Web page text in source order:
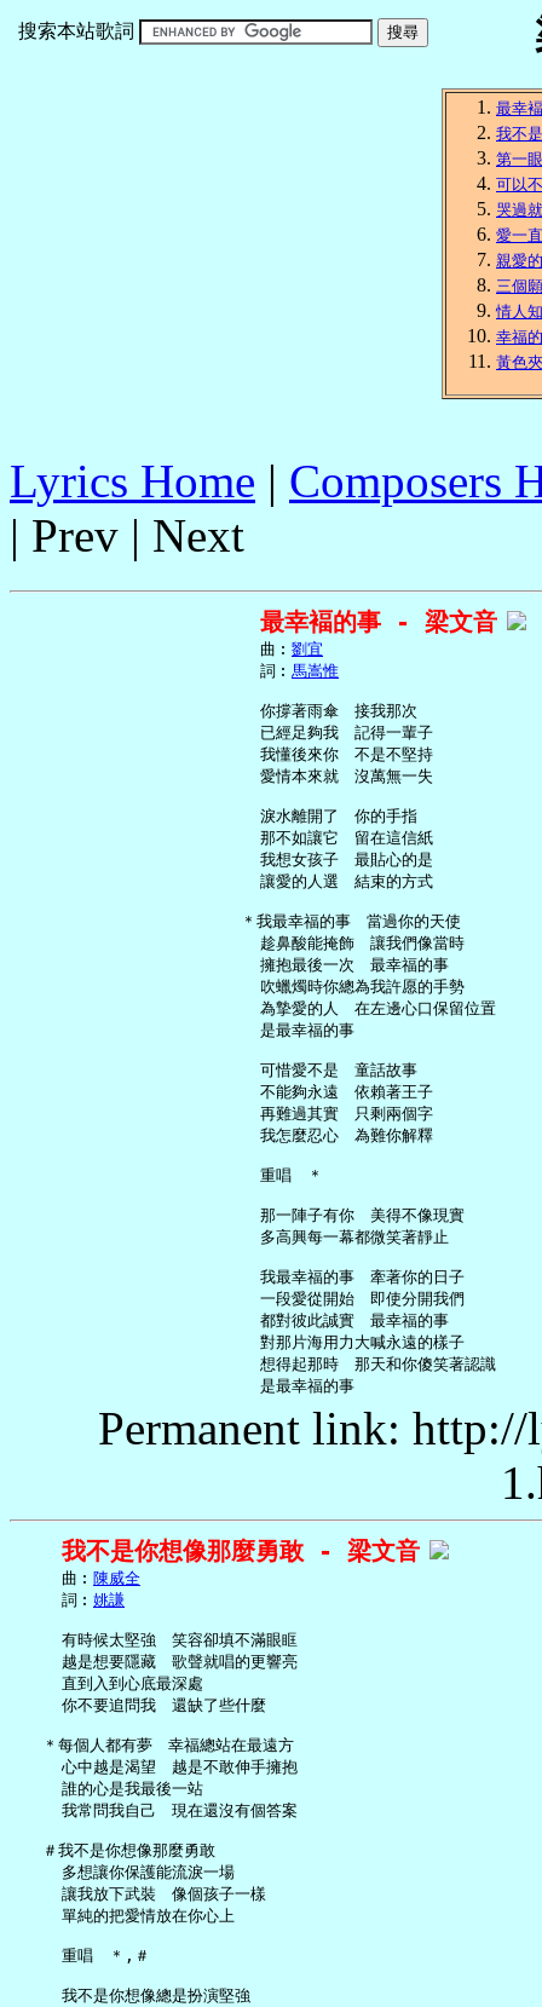
搜索本站歌詞
最幸
我不
第一眼
可以
哭過
愛一
親愛
三個
情人
幸福
黃色
Lyrics Home | Composers
| Prev | Next
最幸褔的事 - 梁文音
     曲︰
劉宜
     詞︰
馬嵩惟
     你撐著雨傘　接我那次
     已經足夠我　記得一輩子
     我懂後來你　不是不堅持
     愛情本來就　沒萬無一失
     淚水離開了　你的手指
     那不如讓它　留在這信紙
     我想女孩子　最貼心的是
     讓愛的人選　結束的方式
   ＊我最幸福的事　當過你的天使
     趁鼻酸能掩飾　讓我們像當時
     擁抱最後一次　最幸福的事
     吹蠟燭時你總為我許愿的手勢
     為摯愛的人　在左邊心口保留位置
     是最幸福的事
     可惜愛不是　童話故事
     不能夠永遠　依賴著王子
     再難過其實　只剩兩個字
     我怎麼忍心　為難你解釋
     重唱　＊
     那一陣子有你　美得不像現實
     多高興每一幕都微笑著靜止
     我最幸福的事　牽著你的日子
     一段愛從開始　即使分開我們
     都對彼此誠實　最幸福的事
     對那片海用力大喊永遠的樣子
     想得起那時　那天和你傻笑著認識
Permanent link:
我不是你想像那麼勇敢 - 梁文音
     曲︰
陳威全
     詞︰
姚謙
     有時候太堅強　笑容卻填不滿眼眶
     越是想要隱藏　歌聲就唱的更響亮
     直到入到心底最深處
     你不要追問我　還缺了些什麼
   ＊每個人都有夢　幸福總站在最遠方
     心中越是渴望　越是不敢伸手擁抱
     誰的心是我最後一站
     我常問我自己　現在還沒有個答案
   ＃我不是你想像那麼勇敢
     多想讓你保護能流淚一場
     讓我放下武裝　像個孩子一樣
     單純的把愛情放在你心上
     重唱　＊,＃
     我不是你想像總是扮演堅強